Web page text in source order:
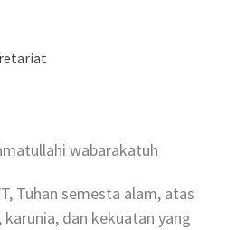
wabarakatuh
Tuhan semesta alam, atas
dan kekuatan yang